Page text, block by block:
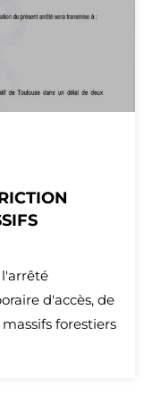
d'accès, de
forestiers